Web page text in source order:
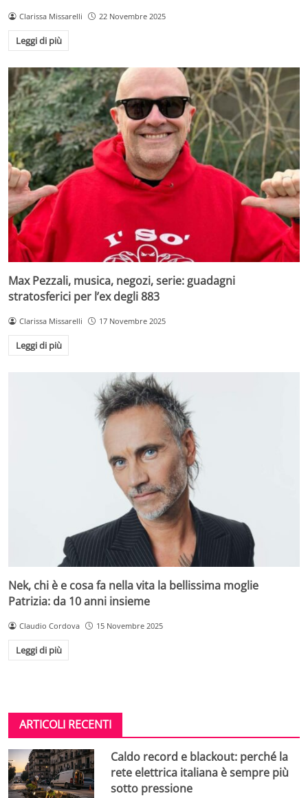
Clarissa Missarelli 22 Novembre 2025
Leggi di più
Max Pezzali, musica, negozi, serie: guadagni
stratosferici per l’ex degli 883
Clarissa Missarelli 17 Novembre 2025
Leggi di più
Nek, chi è e cosa fa nella vita la bellissima moglie
Patrizia: da 10 anni insieme
Claudio Cordova 15 Novembre 2025
Leggi di più
ARTICOLI RECENTI
Caldo record e blackout: perché la
rete elettrica italiana è sempre più
sotto pressione